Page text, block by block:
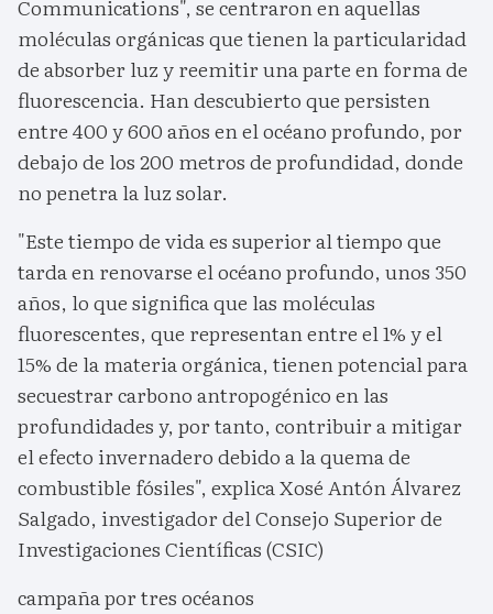
Communications", se centraron en aquellas
moléculas orgánicas que tienen la particularidad
de absorber luz y reemitir una parte en forma de
fluorescencia. Han descubierto que persisten
entre 400 y 600 años en el océano profundo, por
debajo de los 200 metros de profundidad, donde
no penetra la luz solar.
"Este tiempo de vida es superior al tiempo que
tarda en renovarse el océano profundo, unos 350
años, lo que significa que las moléculas
fluorescentes, que representan entre el 1% y el
15% de la materia orgánica, tienen potencial para
secuestrar carbono antropogénico en las
profundidades y, por tanto, contribuir a mitigar
el efecto invernadero debido a la quema de
combustible fósiles", explica Xosé Antón Álvarez
Salgado, investigador del Consejo Superior de
Investigaciones Científicas (CSIC)
campaña por tres océanos